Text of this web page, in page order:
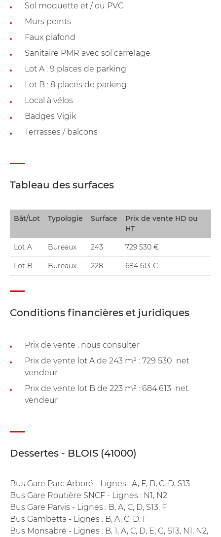
Sol moquette et / ou PVC
Murs peints
Faux plafond
Sanitaire PMR avec sol carrelage
Lot A : 9 places de parking
Lot B : 8 places de parking
Local à vélos
Badges Vigik
Terrasses / balcons
Tableau des surfaces
Bât/Lot Typologie Surface
Prix de vente HD ou
HT
Lot A Bureaux 243 729 530 €
Lot B Bureaux 228 684 613 €
Conditions financières et juridiques
Prix de vente : nous consulter
Prix de vente lot A de 243 m² : 729 530  net
vendeur
Prix de vente lot B de 223 m² : 684 613  net
vendeur
Dessertes - BLOIS (41000)
Bus Gare Parc Arboré - Lignes : A, F, B, C, D, S13
Bus Gare Routière SNCF - Lignes : N1, N2
Bus Gare Parvis - Lignes : B, A, C, D, S13, F
Bus Gambetta - Lignes : B, A, C, D, F
Bus Monsabré - Lignes : B, 1, A, C, D, E, G, S13, N1, N2,